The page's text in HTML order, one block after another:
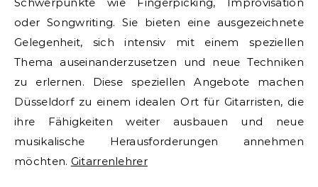
oder Songwriting. Sie bieten eine ausgezeichnete
Gelegenheit, sich intensiv mit einem speziellen
Thema auseinanderzusetzen und neue Techniken
zu erlernen. Diese speziellen Angebote machen
Düsseldorf zu einem idealen Ort für Gitarristen, die
ihre Fähigkeiten weiter ausbauen und neue
musikalische Herausforderungen annehmen
möchten. Gitarrenlehrer